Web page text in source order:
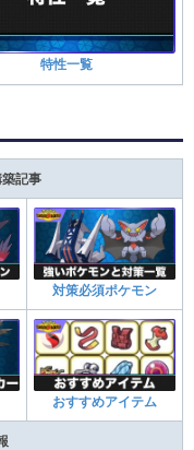
特性一覧
記事
対策必須ポケモン
おすすめアイテム